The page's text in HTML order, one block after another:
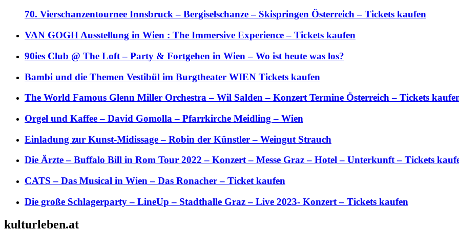
70. Vierschanzentournee Innsbruck – Bergiselschanze – Skispringen Österreich – Tickets kaufen
VAN GOGH Ausstellung in Wien : The Immersive Experience – Tickets kaufen
90ies Club @ The Loft – Party & Fortgehen in Wien – Wo ist heute was los?
Bambi und die Themen Vestibül im Burgtheater WIEN Tickets kaufen
The World Famous Glenn Miller Orchestra – Wil Salden – Konzert Termine Österreich – Tickets
Orgel und Kaffee – David Gomolla – Pfarrkirche Meidling – Wien
Einladung zur Kunst-Midissage – Robin der Künstler – Weingut Strauch
Die Ärzte – Buffalo Bill in Rom Tour 2022 – Konzert – Messe Graz – Hotel – Unterkunft – Tickets
CATS – Das Musical in Wien – Das Ronacher – Ticket kaufen
Die große Schlagerparty – LineUp – Stadthalle Graz – Live 2023- Konzert – Tickets kaufen
kulturleben.at